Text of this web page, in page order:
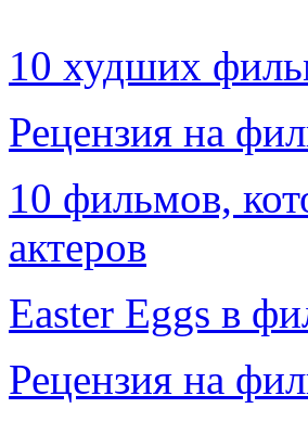
10 худших
Рецензия на
10 фильмов,
актеров
Easter Eggs в
Рецензия на